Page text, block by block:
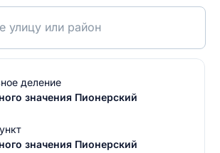
улицу или район
деление
значения Пионерский
значения Пионерский